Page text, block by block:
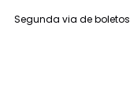
Segunda via de boletos